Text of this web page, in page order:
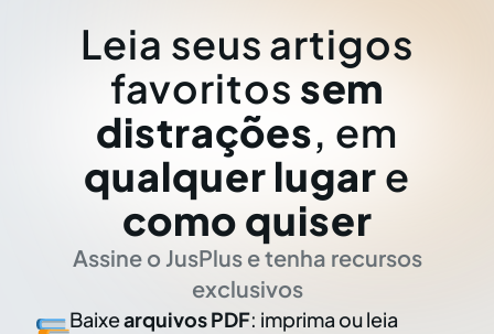
Leia seus artigos
favoritos sem
distrações, em
qualquer lugar e
como quiser
Assine o JusPlus e tenha recursos
exclusivos
Baixearquivos PDF: imprima ou leia